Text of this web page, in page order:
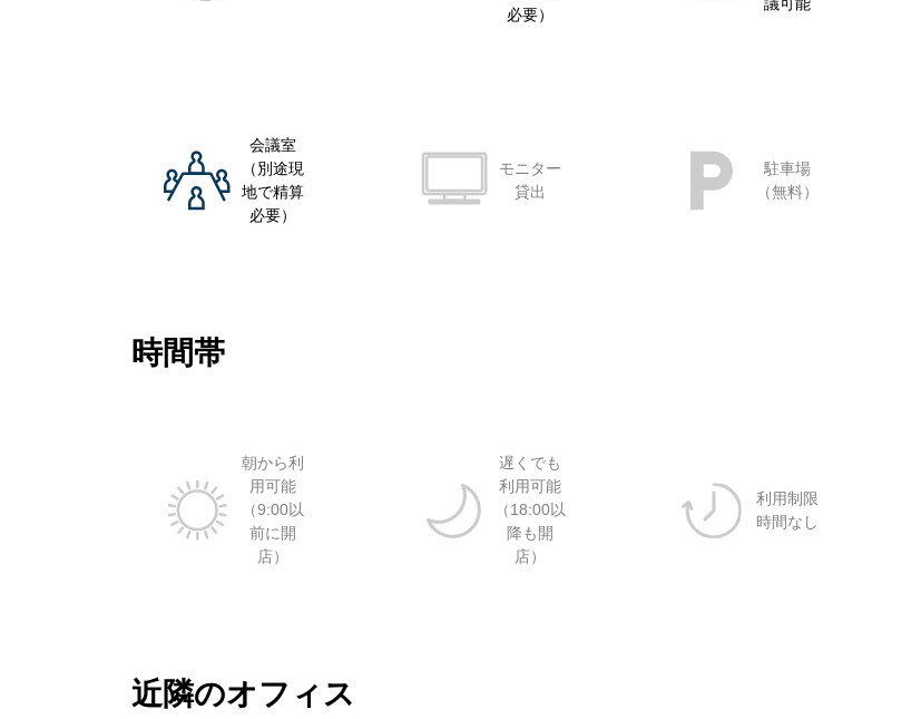
必要）
会議室
（別途現
地で精算
必要）
モニター
貸出
駐車場
（無料）
時間帯
朝から利
用可能
（9:00以
前に開
店）
遅くでも
利用可能
（18:00以
降も開
店）
利用制限
時間なし
近隣のオフィス